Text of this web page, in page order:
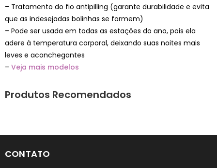
– Tratamento do fio antipilling (garante durabilidade e evita
que as indesejadas bolinhas se formem)
– Pode ser usada em todas as estações do ano, pois ela
adere à temperatura corporal, deixando suas noites mais
leves e aconchegantes
– Veja mais modelos
Produtos Recomendados
CONTATO